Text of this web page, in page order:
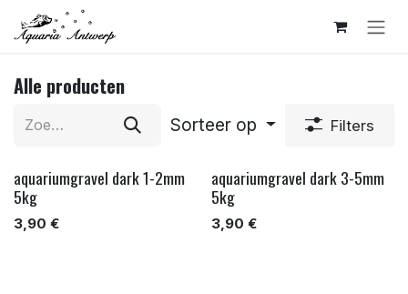
Overslaan naar inhoud
Alle producten
Sorteer op Filters
aquariumgravel dark 1-2mm
5kg
3,90 €
aquariumgravel dark 3-5mm
5kg
3,90 €